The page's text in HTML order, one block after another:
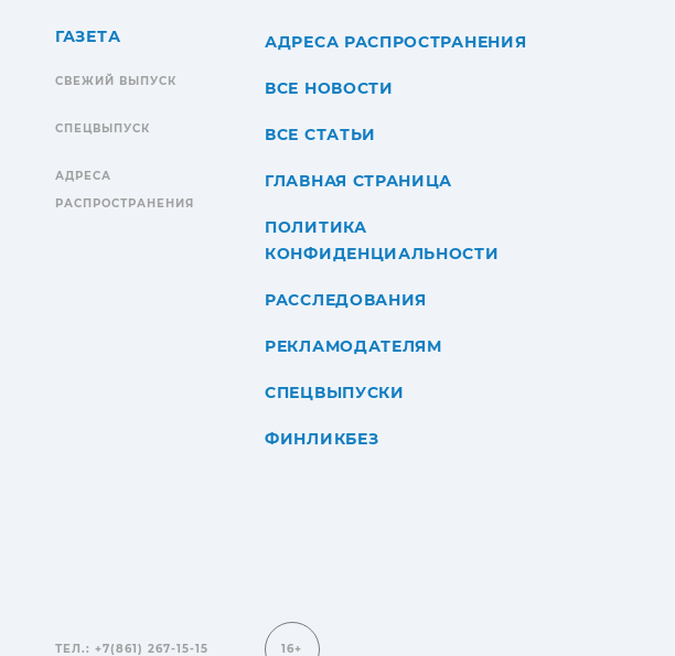
ГАЗЕТА
СВЕЖИЙ ВЫПУСК
СПЕЦВЫПУСК
АДРЕСА
РАСПРОСТРАНЕНИЯ
АДРЕСА РАСПРОСТРАНЕНИЯ
ВСЕ НОВОСТИ
ВСЕ СТАТЬИ
ГЛАВНАЯ СТРАНИЦА
ПОЛИТИКА
КОНФИДЕНЦИАЛЬНОСТИ
РАССЛЕДОВАНИЯ
РЕКЛАМОДАТЕЛЯМ
СПЕЦВЫПУСКИ
ФИНЛИКБЕЗ
ТЕЛ.: +7(861) 267-15-15 16+